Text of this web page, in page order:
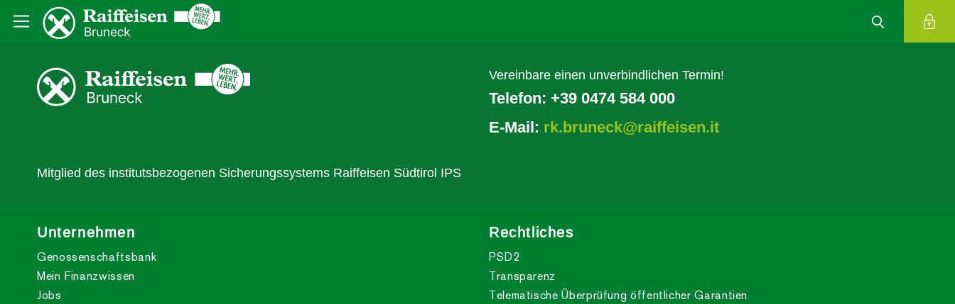
Vereinbare einen unverbindlichen Termin!
Telefon: +39 0474 584 000
E-Mail: rk.bruneck@raiffeisen.it
Mitglied des institutsbezogenen Sicherungssystems Raiffeisen Südtirol IPS
Unternehmen
Genossenschaftsbank
Mein Finanzwissen
Jobs
Rechtliches
PSD2
Transparenz
Telematische Überprüfung öffentlicher Garantien